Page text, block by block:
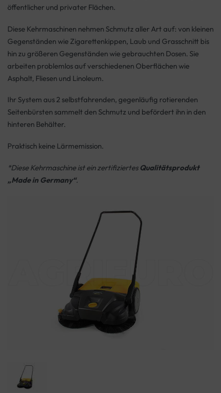
öffentlicher und privater Flächen.
Diese Kehrmaschinen nehmen Schmutz aller Art auf: von kleinen
Gegenständen wie Zigarettenkippen, Laub und Grasschnitt bis
hin zu größeren Gegenständen wie gebrauchten Dosen. Sie
arbeiten problemlos auf verschiedenen Oberflächen wie
Asphalt, Fliesen und Linoleum.
Ihr System aus 2 selbstfahrenden, gegenläufig rotierenden
Seitenbürsten sammelt den Schmutz und befördert ihn in den
hinteren Behälter.
Praktisch keine Lärmemission.
*Diese Kehrmaschine ist ein zertifiziertes Qualitätsprodukt
„Made in Germany“.